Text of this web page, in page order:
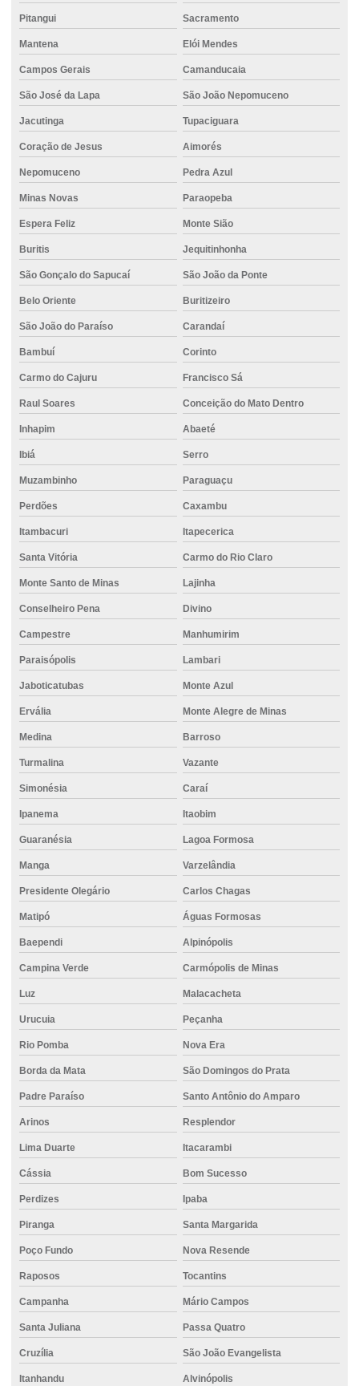
Concreto em nova serrana
Concreto piso
Concreto piso externo
Concreto piso garagem
Concreto para piso industrial
Concreto piso polido
Concreto pronto
Concreto pronto caminhão
Concreto pronto para fundações
Concreto de secagem rápida
Concreto usinado 20 mpa
Concreto usinado 30 mpa
Concreto usinado com aditivos
Concreto usinado para calçada
Concreto usinado para contrapiso
Concreto usinado com fibra
Concreto usinado para fundação
Concreto usinado com impermeabilizante
Concreto usinado para laje
Concreto usinado para laje preço
Concreto usinado em minas gerais
Concreto usinado para piso
Concreto usinado para piso de garagem
Concreto usinado para piso industrial
Concreto usinado polido
Concreto usinado preço m2
Concreto usinado preço m3
Concreto usinado para quintal
Concretos especiais
Distribuição de cimento para construção civil
Distribuição de cimento ensacado para empresas
Distribuição de cimento para grandes obras
Distribuição de cimento para obras
Distribuidor de cimento
Distribuidora de cimento Itaúna
Distribuidora de concreto
Empilhadeira para movimentação de mercadorias
Empilhadeira para obras industriais
Empilhadeira robusta para locação
Empresa de cimento
Empresa de concreto
Pitangui Sacramento
Mantena Elói Mendes
Campos Gerais Camanducaia
São José da Lapa São João Nepomuceno
Jacutinga Tupaciguara
Coração de Jesus Aimorés
Nepomuceno Pedra Azul
Minas Novas Paraopeba
Espera Feliz Monte Sião
Buritis Jequitinhonha
São Gonçalo do Sapucaí São João da Ponte
Belo Oriente Buritizeiro
São João do Paraíso Carandaí
Bambuí Corinto
Carmo do Cajuru Francisco Sá
Raul Soares Conceição do Mato Dentro
Inhapim Abaeté
Ibiá Serro
Muzambinho Paraguaçu
Perdões Caxambu
Itambacuri Itapecerica
Santa Vitória Carmo do Rio Claro
Monte Santo de Minas Lajinha
Conselheiro Pena Divino
Campestre Manhumirim
Paraisópolis Lambari
Jaboticatubas Monte Azul
Ervália Monte Alegre de Minas
Medina Barroso
Turmalina Vazante
Simonésia Caraí
Ipanema Itaobim
Guaranésia Lagoa Formosa
Manga Varzelândia
Presidente Olegário Carlos Chagas
Matipó Águas Formosas
Baependi Alpinópolis
Campina Verde Carmópolis de Minas
Luz Malacacheta
Urucuia Peçanha
Rio Pomba Nova Era
Borda da Mata São Domingos do Prata
Padre Paraíso Santo Antônio do Amparo
Arinos Resplendor
Lima Duarte Itacarambi
Cássia Bom Sucesso
Perdizes Ipaba
Piranga Santa Margarida
Poço Fundo Nova Resende
Raposos Tocantins
Campanha Mário Campos
Santa Juliana Passa Quatro
Cruzília São João Evangelista
Itanhandu Alvinópolis